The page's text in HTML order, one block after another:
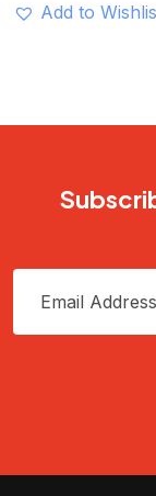
Add to